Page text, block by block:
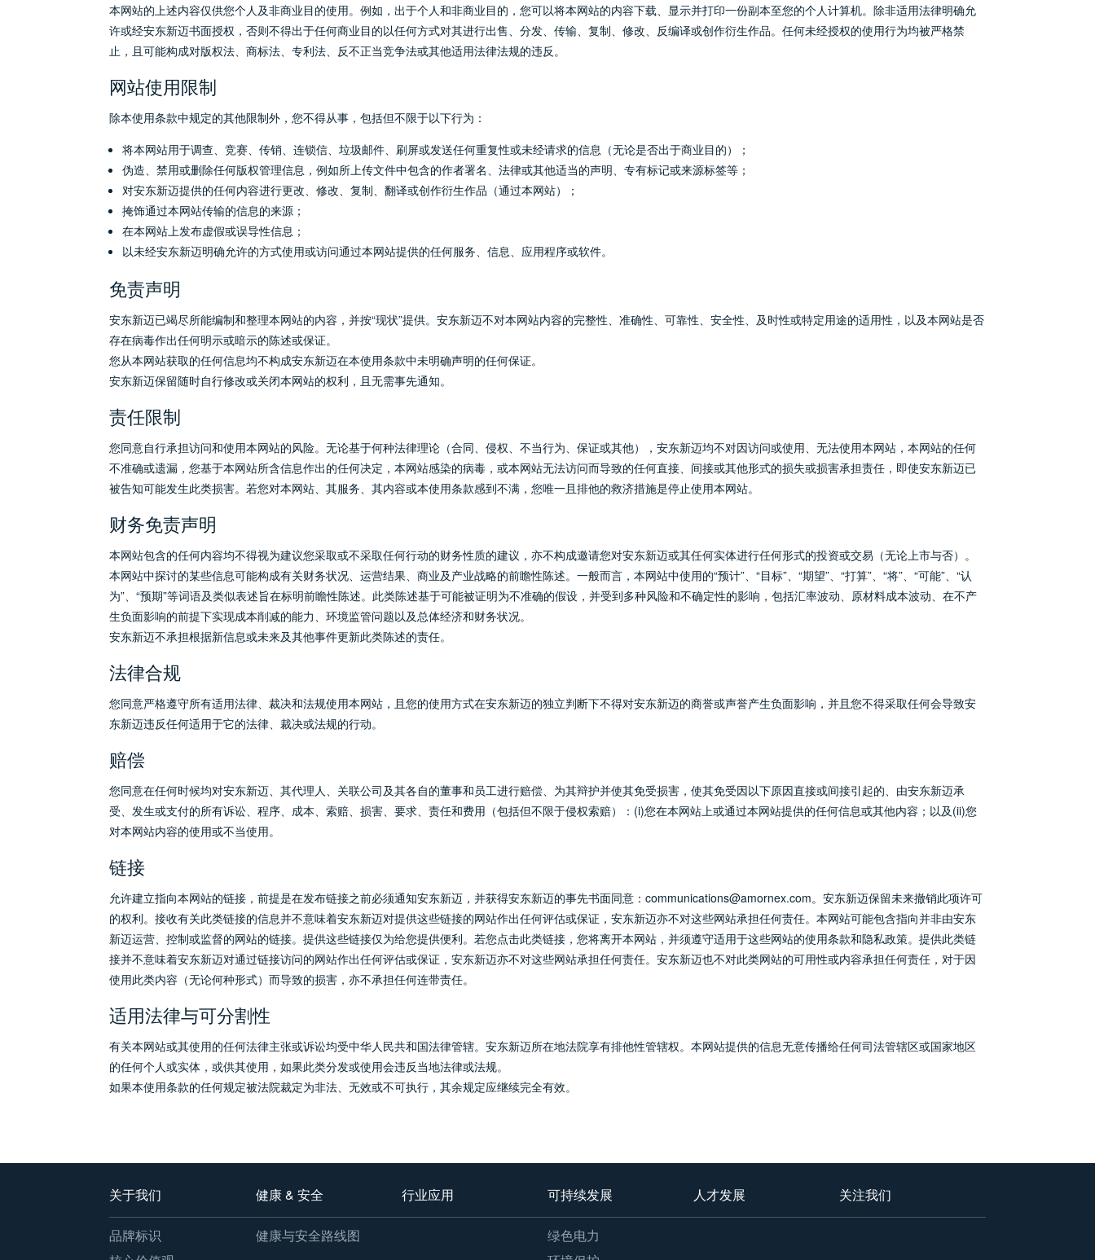
本网站的上述内容仅供您个人及非商业目的使用。例如，出于个人和非商业目的，您可以将本网站的内容下载、显示并打印一份副本至您的个人计算机。除非适用法律明确允
许或经安东新迈书面授权，否则不得出于任何商业目的以任何方式对其进行出售、分发、传输、复制、修改、反编译或创作衍生作品。任何未经授权的使用行为均被严格禁
止，且可能构成对版权法、商标法、专利法、反不正当竞争法或其他适用法律法规的违反。
网站使用限制
除本使用条款中规定的其他限制外，您不得从事，包括但不限于以下行为：
将本网站用于调查、竞赛、传销、连锁信、垃圾邮件、刷屏或发送任何重复性或未经请求的信息（无论是否出于商业目的）；
伪造、禁用或删除任何版权管理信息，例如所上传文件中包含的作者署名、法律或其他适当的声明、专有标记或来源标签等；
对安东新迈提供的任何内容进行更改、修改、复制、翻译或创作衍生作品（通过本网站）；
掩饰通过本网站传输的信息的来源；
在本网站上发布虚假或误导性信息；
以未经安东新迈明确允许的方式使用或访问通过本网站提供的任何服务、信息、应用程序或软件。
免责声明
安东新迈已竭尽所能编制和整理本网站的内容，并按“现状”提供。安东新迈不对本网站内容的完整性、准确性、可靠性、安全性、及时性或特定用途的适用性，以及本网站是否
存在病毒作出任何明示或暗示的陈述或保证。
您从本网站获取的任何信息均不构成安东新迈在本使用条款中未明确声明的任何保证。
安东新迈保留随时自行修改或关闭本网站的权利，且无需事先通知。
责任限制
您同意自行承担访问和使用本网站的风险。无论基于何种法律理论（合同、侵权、不当行为、保证或其他），安东新迈均不对因访问或使用、无法使用本网站，本网站的任何
不准确或遗漏，您基于本网站所含信息作出的任何决定，本网站感染的病毒，或本网站无法访问而导致的任何直接、间接或其他形式的损失或损害承担责任，即使安东新迈已
被告知可能发生此类损害。若您对本网站、其服务、其内容或本使用条款感到不满，您唯一且排他的救济措施是停止使用本网站。
财务免责声明
本网站包含的任何内容均不得视为建议您采取或不采取任何行动的财务性质的建议，亦不构成邀请您对安东新迈或其任何实体进行任何形式的投资或交易（无论上市与否）。
本网站中探讨的某些信息可能构成有关财务状况、运营结果、商业及产业战略的前瞻性陈述。一般而言，本网站中使用的“预计”、“目标”、“期望”、“打算”、“将”、“可能”、“认
为”、“预期”等词语及类似表述旨在标明前瞻性陈述。此类陈述基于可能被证明为不准确的假设，并受到多种风险和不确定性的影响，包括汇率波动、原材料成本波动、在不产
生负面影响的前提下实现成本削减的能力、环境监管问题以及总体经济和财务状况。
安东新迈不承担根据新信息或未来及其他事件更新此类陈述的责任。
法律合规
您同意严格遵守所有适用法律、裁决和法规使用本网站，且您的使用方式在安东新迈的独立判断下不得对安东新迈的商誉或声誉产生负面影响，并且您不得采取任何会导致安
东新迈违反任何适用于它的法律、裁决或法规的行动。
赔偿
您同意在任何时候均对安东新迈、其代理人、关联公司及其各自的董事和员工进行赔偿、为其辩护并使其免受损害，使其免受因以下原因直接或间接引起的、由安东新迈承
受、发生或支付的所有诉讼、程序、成本、索赔、损害、要求、责任和费用（包括但不限于侵权索赔）：(i)您在本网站上或通过本网站提供的任何信息或其他内容；以及(ii)您
对本网站内容的使用或不当使用。
链接
允许建立指向本网站的链接，前提是在发布链接之前必须通知安东新迈，并获得安东新迈的事先书面同意：communications@amornex.com。安东新迈保留未来撤销此项许可
的权利。接收有关此类链接的信息并不意味着安东新迈对提供这些链接的网站作出任何评估或保证，安东新迈亦不对这些网站承担任何责任。本网站可能包含指向并非由安东
新迈运营、控制或监督的网站的链接。提供这些链接仅为给您提供便利。若您点击此类链接，您将离开本网站，并须遵守适用于这些网站的使用条款和隐私政策。提供此类链
接并不意味着安东新迈对通过链接访问的网站作出任何评估或保证，安东新迈亦不对这些网站承担任何责任。安东新迈也不对此类网站的可用性或内容承担任何责任，对于因
使用此类内容（无论何种形式）而导致的损害，亦不承担任何连带责任。
适用法律与可分割性
有关本网站或其使用的任何法律主张或诉讼均受中华人民共和国法律管辖。安东新迈所在地法院享有排他性管辖权。本网站提供的信息无意传播给任何司法管辖区或国家地区
的任何个人或实体，或供其使用，如果此类分发或使用会违反当地法律或法规。
如果本使用条款的任何规定被法院裁定为非法、无效或不可执行，其余规定应继续完全有效。
关于我们
品牌标识
健康 & 安全
健康与安全路线图
行业应用 可持续发展
绿色电力
人才发展 关注我们